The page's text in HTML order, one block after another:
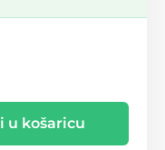
u košaricu